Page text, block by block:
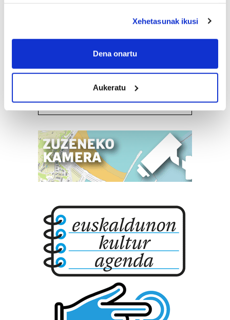
If you allow, we would also like to:
Collect information about your geographical
meters
Identify your device by actively scanning it for
specific characteristics (fingerprinting)
Find out more about how your personal data is processed
Guk eta gure bazkideek zure datu pertsonalak
prozesatzen ditugu, zure IP zenbakia, besteak beste,
teknologia erabiliz, cookieak adibidez, iragarki eta eduki
produktuak garatzeko. Zure datuak nork eta zertarako
erabiltzen dituen hauta dezakezu.
Bazkide batzuek ez dizute baimenik eskatzen, eta beren
interes komertzial legitimoetan babesten dira. Ikusi gure
bazkideen zerrenda, beren ustez zein helburutarako
duten interes legitimoa eta horren aurka nola egin
dezakezun ikusteko.
Xehetasunak ikusi
Dena onartu
Aukeratu
Ileapaindegiak
KATXUTXA ILEAPAINDEGIA